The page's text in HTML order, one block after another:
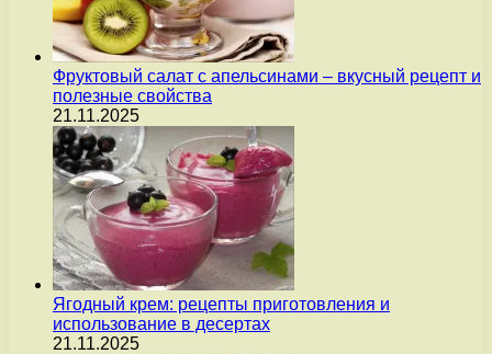
Фруктовый салат с апельсинами – вкусный рецепт и
полезные свойства
21.11.2025
Ягодный крем: рецепты приготовления и
использование в десертах
21.11.2025